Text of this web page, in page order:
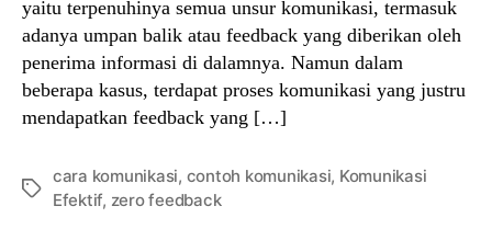
yaitu terpenuhinya semua unsur komunikasi, termasuk
adanya umpan balik atau feedback yang diberikan oleh
penerima informasi di dalamnya. Namun dalam
beberapa kasus, terdapat proses komunikasi yang justru
mendapatkan feedback yang […]
Tags
cara komunikasi, contoh komunikasi, Komunikasi
Efektif, zero feedback